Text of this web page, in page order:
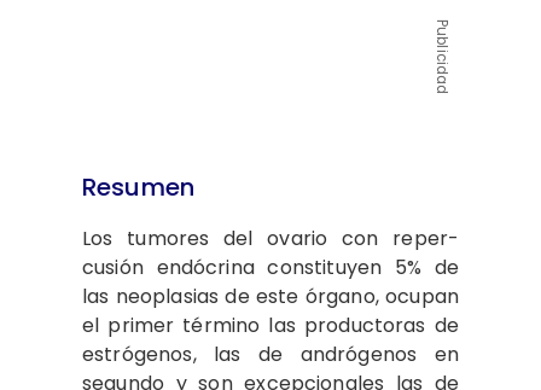
Publicidad
Resumen
Los tumores del ovario con reper­
cusión endócrina constituyen 5% de
las neoplasias de este órgano, ocupan
el primer término las productoras de
estrógenos, las de andrógenos en
segundo y son excepcionales las de